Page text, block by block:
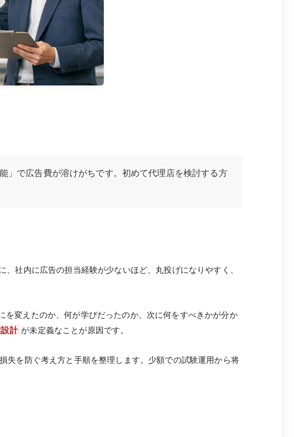
」で広告費が溶けがちです。初めて代理店を検討する方
社内に広告の担当経験が少ないほど、丸投げになりやすく、
変えたのか、何が学びだったのか、次に何をすべきかが分か
計 が未定義なことが原因です。
失を防ぐ考え方と手順を整理します。少額での試験運用から将